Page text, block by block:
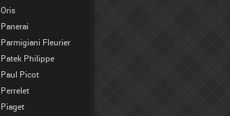
Oris
Panerai
Parmigiani Fleurier
Patek Philippe
Paul Picot
Perrelet
Piaget